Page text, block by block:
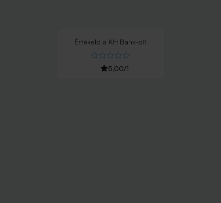
Értékeld a KH Bank-ot!
5,00/1